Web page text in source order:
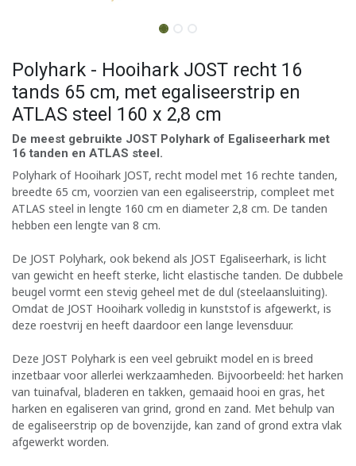
Polyhark - Hooihark JOST recht 16
tands 65 cm, met egaliseerstrip en
ATLAS steel 160 x 2,8 cm
De meest gebruikte JOST Polyhark of Egaliseerhark met
16 tanden en ATLAS steel.
Polyhark of Hooihark JOST, recht model met 16 rechte tanden,
breedte 65 cm, voorzien van een egaliseerstrip, compleet met
ATLAS steel in lengte 160 cm en diameter 2,8 cm. De tanden
hebben een lengte van 8 cm.
De JOST Polyhark, ook bekend als JOST Egaliseerhark, is licht
van gewicht en heeft sterke, licht elastische tanden. De dubbele
beugel vormt een stevig geheel met de dul (steelaansluiting).
Omdat de JOST Hooihark volledig in kunststof is afgewerkt, is
deze roestvrij en heeft daardoor een lange levensduur.
Deze JOST Polyhark is een veel gebruikt model en is breed
inzetbaar voor allerlei werkzaamheden. Bijvoorbeeld: het harken
van tuinafval, bladeren en takken, gemaaid hooi en gras, het
harken en egaliseren van grind, grond en zand. Met behulp van
de egaliseerstrip op de bovenzijde, kan zand of grond extra vlak
afgewerkt worden.